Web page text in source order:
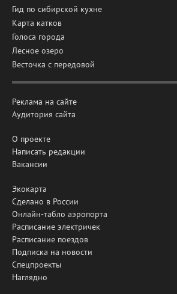
Гид по сибирской кухне
Карта катков
Голоса города
Лесное озеро
Весточка с передовой
Реклама на сайте
Аудитория сайта
О проекте
Написать редакции
Вакансии
Экокарта
Сделано в России
Онлайн-табло аэропорта
Расписание электричек
Расписание поездов
Подписка на новости
Спецпроекты
Наглядно